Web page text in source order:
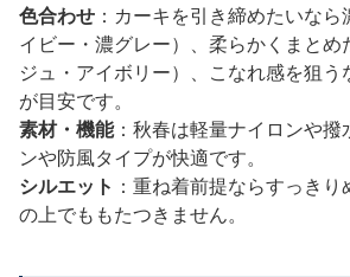
色合わせ ：カーキを引き締めたいな
イビー・濃グレー）、柔らかくまとめ
ジュ・アイボリー）、こなれ感を狙
が目安です。
素材・機能：秋春は軽量ナイロンや撥
ンや防風タイプが快適です。
シルエット ：重ね着前提ならすっき
の上でももたつきません。